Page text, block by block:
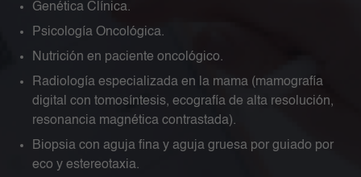
Genética Clínica.
Psicología Oncológica.
Nutrición en paciente oncológico.
Radiología especializada en la mama (mamografía
digital con tomosíntesis, ecografía de alta resolución,
resonancia magnética contrastada).
Biopsia con aguja fina y aguja gruesa por guiado por
eco y estereotaxia.